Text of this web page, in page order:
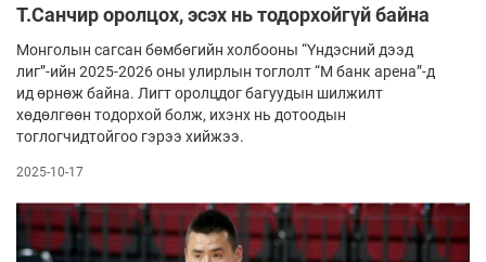
Т.Санчир оролцох, эсэх нь тодорхойгүй байна
Монголын сагсан бөмбөгийн холбооны “Үндэсний дээд
лиг”-ийн 2025-2026 оны улирлын тоглолт “М банк арена”-д
ид өрнөж байна. Лигт оролцдог багуудын шилжилт
хөдөлгөөн тодорхой болж, ихэнх нь дотоодын
тоглогчидтойгоо гэрээ хийжээ.
2025-10-17